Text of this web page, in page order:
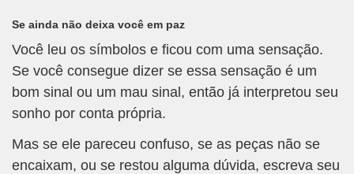
Se ainda não deixa você em paz
Você leu os símbolos e ficou com uma sensação.
Se você consegue dizer se essa sensação é um
bom sinal ou um mau sinal, então já interpretou seu
sonho por conta própria.
Mas se ele pareceu confuso, se as peças não se
encaixam, ou se restou alguma dúvida, escreva seu